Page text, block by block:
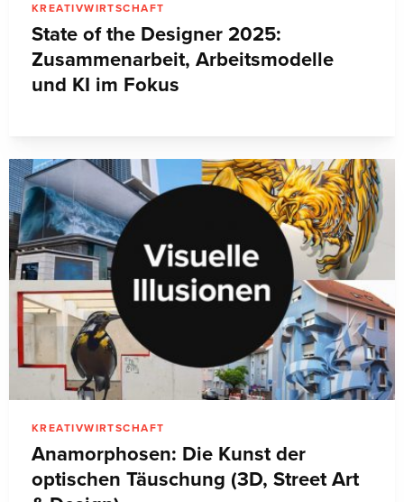
KREATIVWIRTSCHAFT
State of the Designer 2025:
Zusammenarbeit, Arbeitsmodelle
und KI im Fokus
KREATIVWIRTSCHAFT
Anamorphosen: Die Kunst der
optischen Täuschung (3D, Street Art